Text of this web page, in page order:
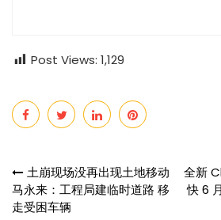
Post Views: 1,129
Post
navigation
土崩现场没再出现土地移动
马永来：工程局建临时道路 移
走受困车辆
全新
快 6